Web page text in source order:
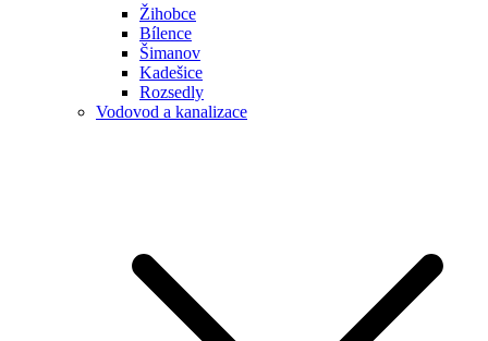
Žihobce
Bílence
Šimanov
Kadešice
Rozsedly
Vodovod a kanalizace